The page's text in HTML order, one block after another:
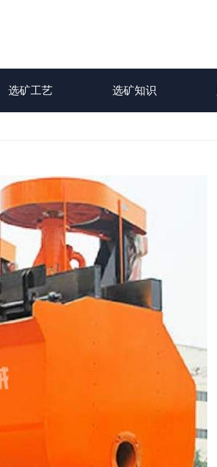
选矿工艺 选矿知识